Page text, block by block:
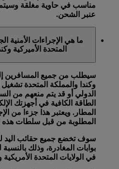
مناسب في حاوية مغلقة
عنبر الشحن.
ما هي الإجراءات الأمنية
المتحدة الأميركية
سيطلب من جميع المسافرين إلى
وكندا والمملكة المتحدة
الدولي أو قد يتم منعهم من
الطاقة الكافية في أجهزتك
المطار. ويعتبر هذا جزءا من
المطلوبة من قبل سلطات هذه
سوف تخضع جميع حقائب
بوابات المغادرة، وذلك
في الولايات المتحدة